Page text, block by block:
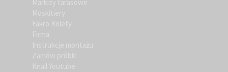
Markizy tarasowe
Moskitiery
Fakro Rolety
Firma
Instrukcje montażu
Zamów próbki
Knall Youtube